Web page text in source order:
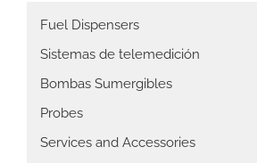
Main
navigation
Fuel Dispensers
Sistemas de telemedición
Bombas Sumergibles
Probes
Services and Accessories